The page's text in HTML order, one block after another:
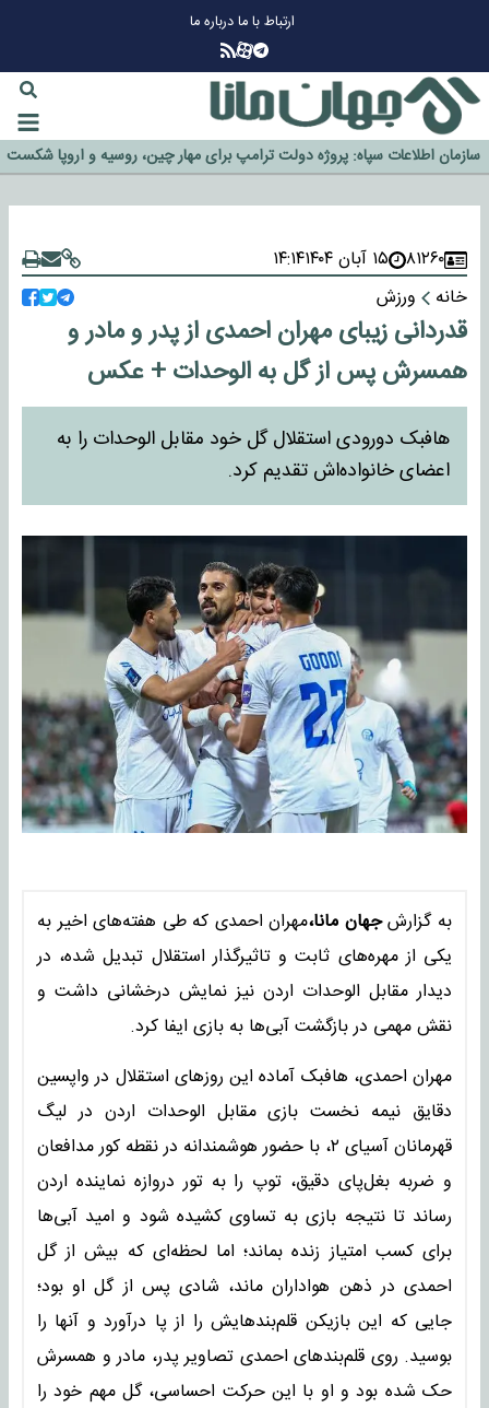
ارتباط با مادرباره ما
گزینه جدایی اوسمار روی میز مدیران پرسپولیس
آیا رئیس جمهور آمریکا قانون را دور می‌زند؟
اخراج رسمی چهره نامدار از پرسپولیس
سازمان اطلاعات سپاه: پروژه دولت ترامپ برای مهار چین، روسیه و اروپا شکست
خورد
۸۱۲۶۰ ۱۵ آبان ۱۴۰۴
۱۴:۱۴
خانه
ورزش
قدردانی زیبای مهران احمدی از پدر و مادر و
همسرش پس از گل به الوحدات + عکس
هافبک دورودی استقلال گل خود مقابل الوحدات را به
اعضای خانواده‌اش تقدیم کرد.
به گزارشجهان مانا،مهران احمدی که طی هفته‌های اخیر به
یکی از مهره‌های ثابت و تاثیرگذار استقلال تبدیل شده، در
دیدار مقابل الوحدات اردن نیز نمایش درخشانی داشت و
نقش مهمی در بازگشت آبی‌ها به بازی ایفا کرد.
مهران احمدی، هافبک آماده این روزهای استقلال در واپسین
دقایق نیمه نخست بازی مقابل الوحدات اردن در لیگ
قهرمانان آسیای ۲، با حضور هوشمندانه در نقطه کور مدافعان
و ضربه بغل‌پای دقیق، توپ را به تور دروازه نماینده اردن
رساند تا نتیجه بازی به تساوی کشیده شود و امید آبی‌ها
برای کسب امتیاز زنده بماند؛ اما لحظه‌ای که بیش از گل
احمدی در ذهن هواداران ماند، شادی پس از گل او بود؛
جایی که این بازیکن قلم‌بندهایش را از پا درآورد و آنها را
بوسید. روی قلم‌بندهای احمدی تصاویر پدر، مادر و همسرش
حک شده بود و او با این حرکت احساسی، گل مهم خود را